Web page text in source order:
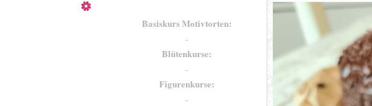
Basiskurs Motivtorten:
-
Blütenkurse:
-
Figurenkurse:
-